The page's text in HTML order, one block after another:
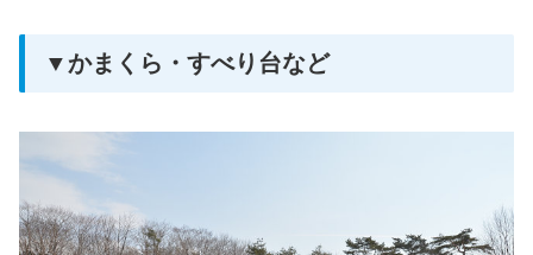
▼かまくら・すべり台など